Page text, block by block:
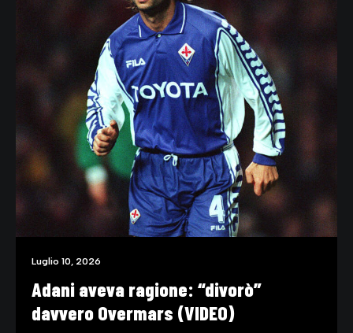
Luglio 10, 2026
Adani aveva ragione: “divorò”
davvero Overmars (VIDEO)